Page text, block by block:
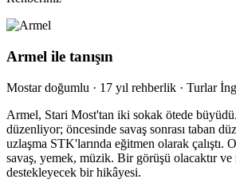
Armel ile tanışın
Mostar doğumlu · 17 yıl rehberlik · Turlar
Armel, Stari Most'tan iki sokak ötede
düzenliyor; öncesinde savaş sonrası taban
uzlaşma STK'larında eğitmen olarak çalıştı.
savaş, yemek, müzik. Bir görüşü olacaktır ve
destekleyecek bir hikâyesi.